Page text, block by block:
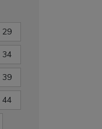
29
34
39
44